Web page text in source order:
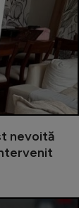
nevoită